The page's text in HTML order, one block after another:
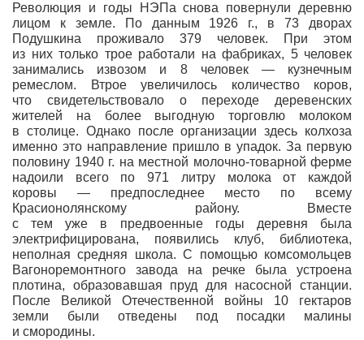
Революция и годы НЭПа снова повернули деревню
лицом к земле. По данным 1926 г., в 73 дворах
Подушкина проживало 379 человек. При этом
из них только трое работали на фабриках, 5 человек
занимались извозом и 8 человек — кузнечным
ремеслом. Втрое увеличилось количество коров,
что свидетельствовало о переходе деревенских
жителей на более выгодную торговлю молоком
в столице. Однако после организации здесь колхоза
именно это направление пришло в упадок. За первую
половину 1940 г. на местной молочно-товарной ферме
надоили всего по 971 литру молока от каждой
коровы — предпоследнее место по всему
Красионолянскому району. Вместе
с тем уже в предвоенные годы деревня была
электрифицирована, появились клуб, библиотека,
неполная средняя школа. С помощью комсомольцев
Вагоноремонтного завода на речке была устроена
плотина, образовавшая пруд для насосной станции.
После Великой Отечественной войны 10 гектаров
земли были отведены под посадки малины
и смородины.